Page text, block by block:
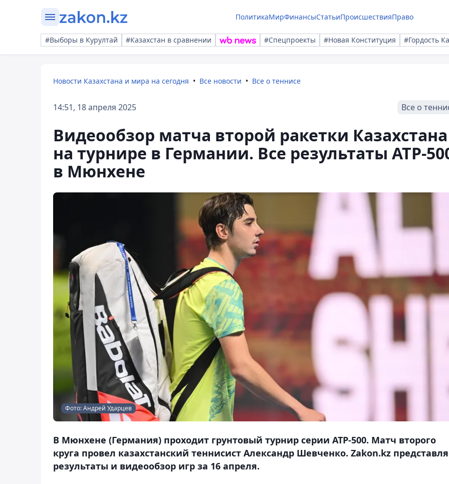
ПолитикаМирФинансыСтатьиПроисшествияПраво
#Выборы в Курултай #Казахстан в сравнении #Спецпроекты #Новая Конституция #Гордость
Новости Казахстана и мира на сегодня Все новости Все о теннисе
14:51, 18 апреля 2025 Все о
Видеообзор матча второй ракетки Казахстана
на турнире в Германии. Все результаты АТР-
в Мюнхене
Фото: Андрей Ударцев
В Мюнхене (Германия) проходит грунтовый турнир серии АТР-500. Матч второго
круга провел казахстанский теннисист Александр Шевченко. Zakon.kz
результаты и видеообзор игр за 16 апреля.